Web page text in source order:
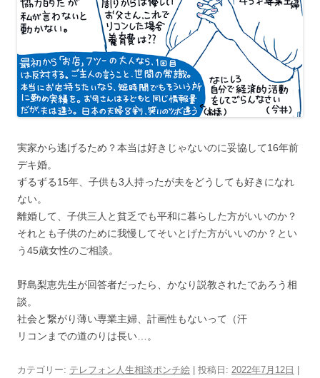
実家から逃げるため？本当は好きじゃないのに妥協して16年前
デキ婚。
ずるずる15年、子供も3人持ったが夫をどうしても好きになれ
ない。
離婚して、子供三人と貧乏でも平和に暮らした方がいいのか？
それとも子供のために我慢してそいとげた方がいいのか？とい
う45歳女性のご相談。
野島梨恵先生が回答者だったら、かなり説教されたであろう相
談。
社会と繋がり薄い専業主婦、計画性もないって（汗
リコンまでの道のりは長い…。
カテゴリー: テレフォン人生相談ポンチ絵 | 投稿日: 2022年7月12日 |